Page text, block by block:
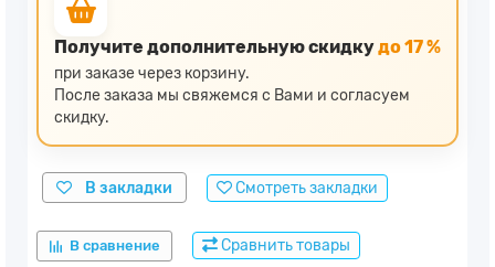
Получите дополнительную скидкудо 17 %
при заказе через корзину.
После заказа мы свяжемся с Вами и согласуем
скидку.
В закладки Смотреть закладки
В сравнение Сравнить товары